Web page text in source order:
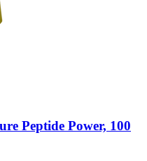
Peptide Power, 100